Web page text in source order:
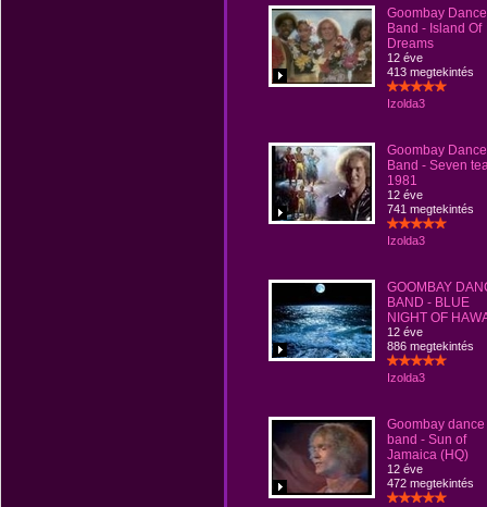
Goombay Dance
Band - Island Of
Dreams
12 éve
413 megtekintés
Izolda3
Goombay Dance
Band - Seven
1981
12 éve
741 megtekintés
Izolda3
GOOMBAY
BAND - BLUE
NIGHT OF
12 éve
886 megtekintés
Izolda3
Goombay dance
band - Sun of
Jamaica (HQ)
12 éve
472 megtekintés